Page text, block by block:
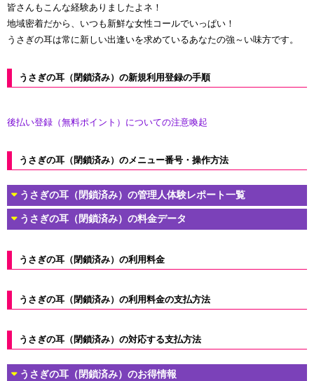
皆さんもこんな経験ありましたよネ！
地域密着だから、いつも新鮮な女性コールでいっぱい！
うさぎの耳は常に新しい出逢いを求めているあなたの強～い味方です。
うさぎの耳（閉鎖済み）の新規利用登録の手順
後払い登録（無料ポイント）についての注意喚起
うさぎの耳（閉鎖済み）のメニュー番号・操作方法
うさぎの耳（閉鎖済み）の管理人体験レポート一覧
うさぎの耳（閉鎖済み）の料金データ
うさぎの耳（閉鎖済み）の利用料金
うさぎの耳（閉鎖済み）の利用料金の支払方法
うさぎの耳（閉鎖済み）の対応する支払方法
うさぎの耳（閉鎖済み）のお得情報